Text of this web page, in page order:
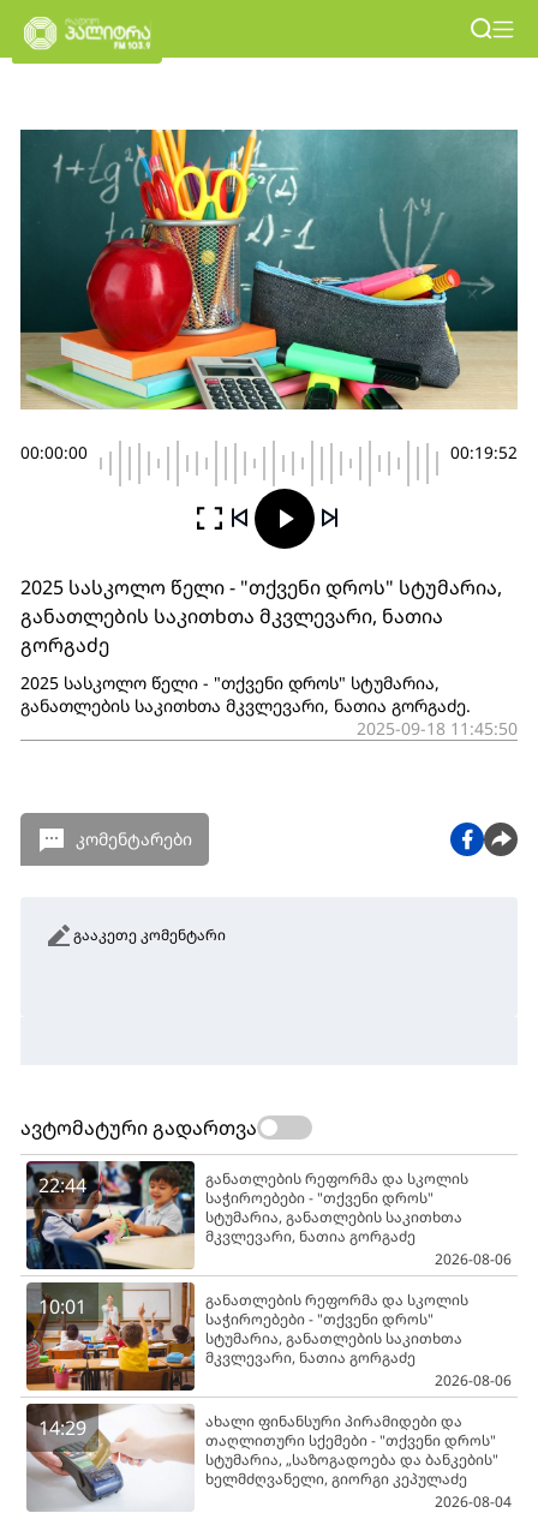
00:00:00 00:19:52
2025 სასკოლო წელი - "თქვენი დროს" სტუმარია,
განათლების საკითხთა მკვლევარი, ნათია
გორგაძე
2025 სასკოლო წელი - "თქვენი დროს" სტუმარია,
განათლების საკითხთა მკვლევარი, ნათია გორგაძე.
2025-09-18 11:45:50
კომენტარები
გააკეთე კომენტარი
ავტომატური გადართვა
22:44
განათლების რეფორმა და სკოლის
საჭიროებები - "თქვენი დროს"
სტუმარია, განათლების საკითხთა
მკვლევარი, ნათია გორგაძე
2026-08-06
10:01
განათლების რეფორმა და სკოლის
საჭიროებები - "თქვენი დროს"
სტუმარია, განათლების საკითხთა
მკვლევარი, ნათია გორგაძე
2026-08-06
14:29
ახალი ფინანსური პირამიდები და
თაღლითური სქემები - "თქვენი დროს"
სტუმარია, „საზოგადოება და ბანკების"
ხელმძღვანელი, გიორგი კეპულაძე
2026-08-04